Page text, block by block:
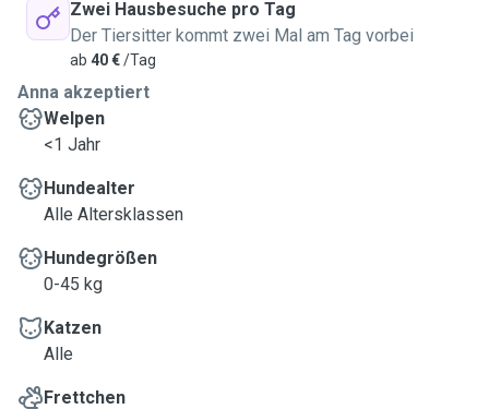
Zwei Hausbesuche pro Tag
Der Tiersitter kommt zwei Mal am Tag vorbei
ab 40 €/Tag
Anna akzeptiert
Welpen
<1 Jahr
Hundealter
Alle Altersklassen
Hundegrößen
0-45 kg
Katzen
Alle
Frettchen